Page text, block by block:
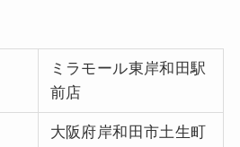
ミラモール東岸和田駅
前店
大阪府岸和田市土生町